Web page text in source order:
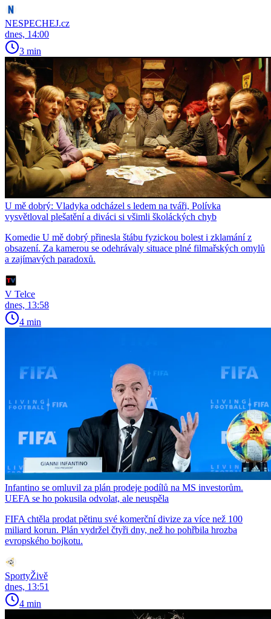
NESPECHEJ.cz
dnes, 14:00
3 min
U mě dobrý: Vladyka odcházel s ledem na tváři, Polívka
vysvětloval plešatění a diváci si všimli školáckých chyb
Komedie U mě dobrý přinesla štábu fyzickou bolest i zklamání z
obsazení. Za kamerou se odehrávaly situace plné filmařských omylů
a zajímavých paradoxů.
V Telce
dnes, 13:58
4 min
Infantino se omluvil za plán prodeje podílů na MS investorům.
UEFA se ho pokusila odvolat, ale neuspěla
FIFA chtěla prodat pětinu své komerční divize za více než 100
miliard korun. Plán vydržel čtyři dny, než ho pohřbila hrozba
evropského bojkotu.
SportyŽivě
dnes, 13:51
4 min